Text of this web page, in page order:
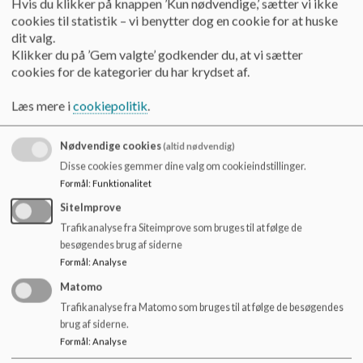
Undervisningsorganisering
Hvordan vi strukturerer skoledagen, holddeling og
undervisning, så alle elever får de bedste rammer for læring.
Specialundervisning
Hvordan vi tilrettelægger støtte til elever med særlige behov
inden for inkluderende rammer.
Udbud af valgfag
Hvordan vi sikrer et varieret og relevant valgfagsudbud
inden for lovens og skolens rammer.
Fællesarrangementer, lejrskole og aktiviteter i
skoletiden
Hvordan vi planlægger fælles aktiviteter, der styrker læring
og fællesskab.
Hvis du klikker på knappen ’Kun nødvendige,’ sætter vi ikke
cookies til statistik – vi benytter dog en cookie for at huske
dit valg.
Klikker du på ’Gem valgte’ godkender du, at vi sætter
cookies for de kategorier du har krydset af.
Læs mere icookiepolitik.
Nødvendige cookies(altid nødvendig)
Disse cookies gemmer dine valg om cookieindstillinger.
Formål: Funktionalitet
SiteImprove
Trafikanalyse fra Siteimprove som bruges til at følge de
besøgendes brug af siderne
Formål : Analyse
Matomo
Trafikanalyse fra Matomo som bruges til at følge de besøgendes
brug af siderne.
Formål: Analyse